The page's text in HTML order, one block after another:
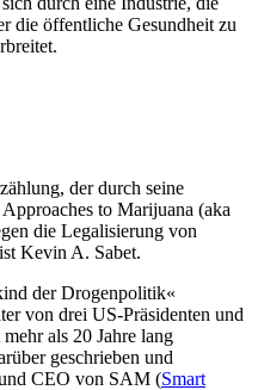
die öffentliche Gesundheit zu
der durch seine
to Marijuana (aka
die Legalisierung von
Kevin A. Sabet.
der Drogenpolitik«
von drei US-Präsidenten und
als 20 Jahre lang
geschrieben und
CEO von SAM (Smart